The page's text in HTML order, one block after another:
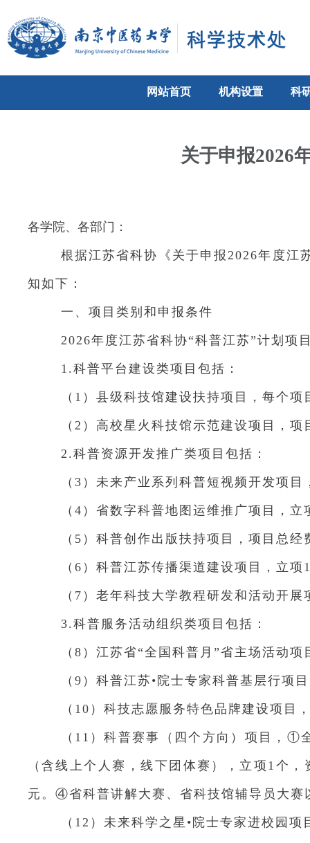
网站首页 机构设置 科
关于申报2026
各学院、各部门：
根据江苏省科协《关于申报2026年度江
知如下：
一、项目类别和申报条件
2026年度江苏省科协“科普江苏”计划项
1.科普平台建设类项目包括：
（1）县级科技馆建设扶持项目，每个
（2）高校星火科技馆示范建设项目，
2.科普资源开发推广类项目包括：
（3）未来产业系列科普短视频开发项
（4）省数字科普地图运维推广项目，
（5）科普创作出版扶持项目，项目总
（6）科普江苏传播渠道建设项目，立
（7）老年科技大学教程研发和活动开
3.科普服务活动组织类项目包括：
（8）江苏省“全国科普月”省主场活动
（9）科普江苏•院士专家科普基层行项
（10）科技志愿服务特色品牌建设项目
（11）科普赛事（四个方向）项目，
（含线上个人赛，线下团体赛），立项1个
元。④省科普讲解大赛、省科技馆辅导员大赛
（12）未来科学之星•院士专家进校园